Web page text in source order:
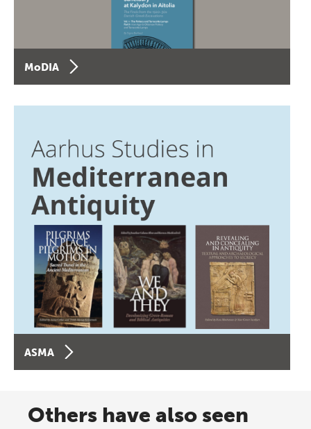
MoDIA
ASMA
Others have also seen